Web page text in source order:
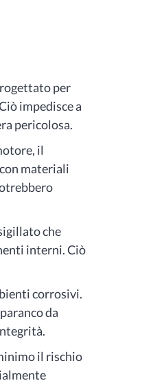
per
impedisce a
pericolosa.
il
materiali
che
interni. Ciò
corrosivi.
da
il rischio